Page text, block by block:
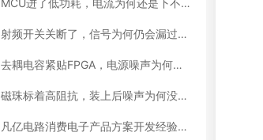
MCU进了低功耗，电流为何还是下不去？
射频开关关断了，信号为何仍会漏过去？
去耦电容紧贴FPGA，电源噪声为何仍超标？
磁珠标着高阻抗，装上后噪声为何没降？
凡亿电路消费电子产品方案开发经验：智能硬件实战案例